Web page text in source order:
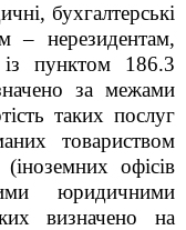
бухгалтерські
– нерезидентам,
із пунктом 186.3
за межами
таких послуг
товариством
офісів
юридичними
визначено на